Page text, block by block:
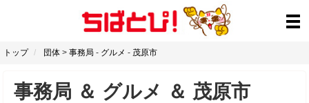
トップ 団体 > 事務局 - グルメ - 茂原市
事務局 ＆ グルメ ＆ 茂原市